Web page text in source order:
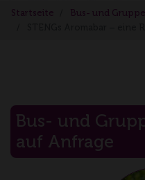
Startseite
Bus- und
Bus- und
auf Anfrage